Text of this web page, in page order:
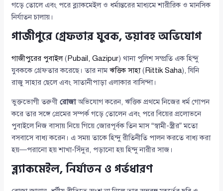
গড়ে তোলে এবং পরে ব্ল্যাকমেইল ও ধর্মান্তরের মাধ্যমে শারীরিক ও মানসিক
নির্যাতন চালায়।
গাজীপুরে গ্রেফতার যুবক, ভয়াবহ অভিযোগ
গাজীপুরের পুবাইল( Pubail, Gazipur) থানা পুলিশ সম্প্রতি এক হিন্দু
যুবককে গ্রেফতার করেছে। তার নামঋত্তিক সাহা( Rittik Saha), যিনি
রাজু সাহার ছেলে এবং সাতানীপাড়া এলাকার বাসিন্দা।
ভুক্তভোগী তরুণীরোজাঅভিযোগ করেন, ঋত্তিক প্রথমে নিজের ধর্ম গোপন
করে তার সঙ্গে প্রেমের সম্পর্ক গড়ে তোলেন এবং পরে বিয়ের প্রলোভনে
পুবাইলে নিজ বাসায় নিয়ে গিয়ে জোরপূর্বক তিন মাস “স্বামী-স্ত্রীর” মতো
বসবাসে বাধ্য করেন। এ সময় তাকে হিন্দু রীতিনীতি পালন করতে বাধ্য করা
হয়—পরানো হয় শাখা-সিঁদুর, পড়ানো হয় হিন্দু নারীর সাজ।
ব্ল্যাকমেইল, নির্যাতন ও গর্ভধারণ